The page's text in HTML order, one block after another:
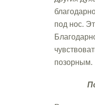
под нос.
позорным.